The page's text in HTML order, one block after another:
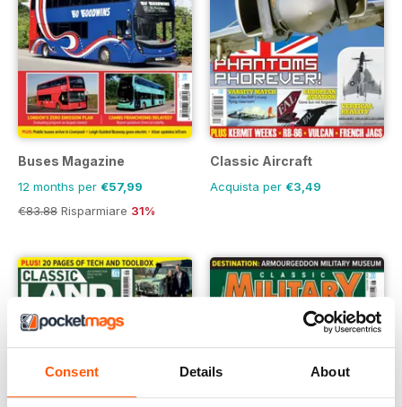
Consent Details About
Buses Magazine
12 months per €57,99
€83.88 Risparmiare 31%
Classic Aircraft
Acquista per €3,49